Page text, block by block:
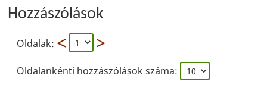
Hozzászólások
Oldalak:
Oldalankénti hozzászólások száma: